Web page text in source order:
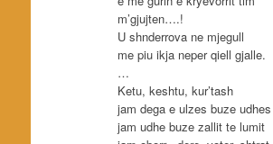
m’gjujten….!
U shnderrova ne mjegull
me piu ikja neper qiell gjalle.
…
Ketu, keshtu, kur’tash
jam dega e ulzes buze udhes
jam udhe buze zallit te lumit